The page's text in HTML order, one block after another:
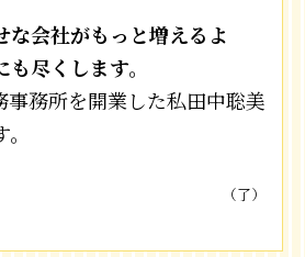
な会社がもっと増えるよ
尽くします。
事務所を開業した私田中聡美
（了）